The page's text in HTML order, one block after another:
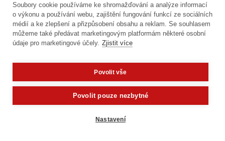
Soubory cookie používáme ke shromažďování a analýze informací
o výkonu a používání webu, zajištění fungování funkcí ze sociálních
médií a ke zlepšení a přizpůsobení obsahu a reklam. Se souhlasem
můžeme také předávat marketingovým platformám některé osobní
údaje pro marketingové účely. Zjistit více
Povolit vše
Povolit pouze nezbytné
Nastavení
Potřebujete poradit?Zeptejte se našeho asistent